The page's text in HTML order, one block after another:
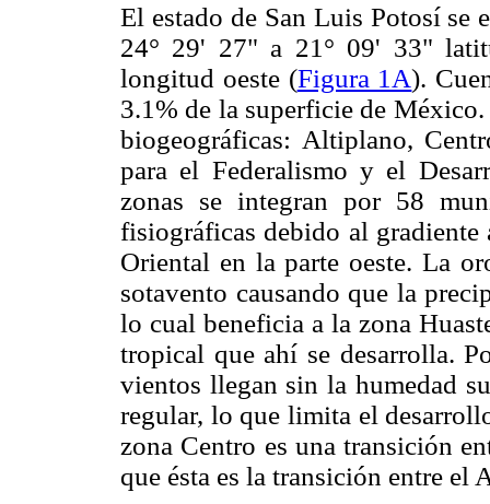
El estado de San Luis Potosí se
24° 29' 27" a 21° 09' 33"
longitud oeste (Figura 1A).
3.1% de la superficie de
biogeográficas: Altiplano,
para el Federalismo y el
zonas se integran por 58
fisiográficas debido al
Oriental en la parte oeste. La
sotavento causando que la
lo cual beneficia a la zona
tropical que ahí se desarrolla.
vientos llegan sin la humedad
regular, lo que limita el
zona Centro es una transición
que ésta es la transición entre el